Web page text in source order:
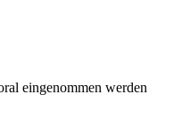
eingenommen werden